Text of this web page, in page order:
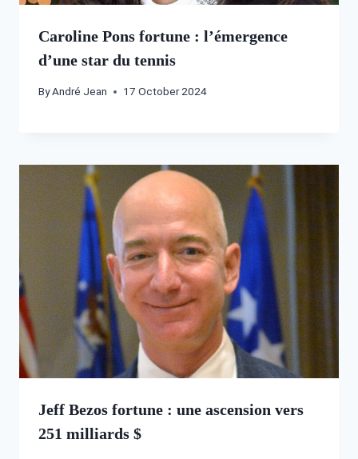
Caroline Pons fortune : l’émergence
d’une star du tennis
ByAndré Jean 17 October 2024
Jeff Bezos fortune : une ascension vers
251 milliards $